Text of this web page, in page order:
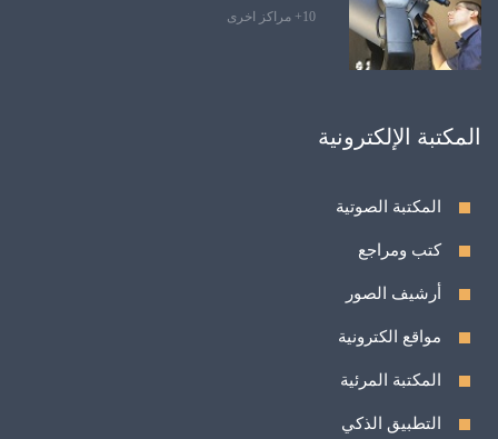
10+ مراكز اخرى
المكتبة الإلكترونية
المكتبة الصوتية
كتب ومراجع
أرشيف الصور
مواقع الكترونية
المكتبة المرئية
التطبيق الذكي